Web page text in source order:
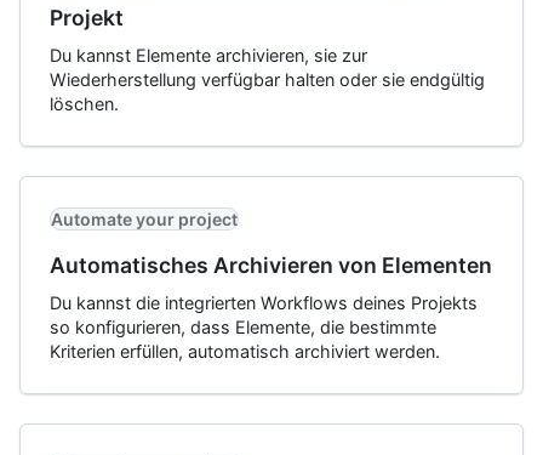
Projekt
Du kannst Elemente archivieren, sie zur
Wiederherstellung verfügbar halten oder sie endgültig
löschen.
Automate your project
Automatisches Archivieren von Elementen
Du kannst die integrierten Workflows deines Projekts
so konfigurieren, dass Elemente, die bestimmte
Kriterien erfüllen, automatisch archiviert werden.